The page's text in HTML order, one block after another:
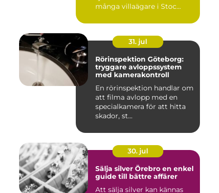
många villaägare i Stoc...
31. jul
Rörinspektion Göteborg:
tryggare avloppssystem
med kamerakontroll
En rörinspektion handlar om
att filma avlopp med en
specialkamera för att hitta
skador, st...
30. jul
Sälja silver Örebro en enkel
guide till bättre affärer
Att sälja silver kan kännas